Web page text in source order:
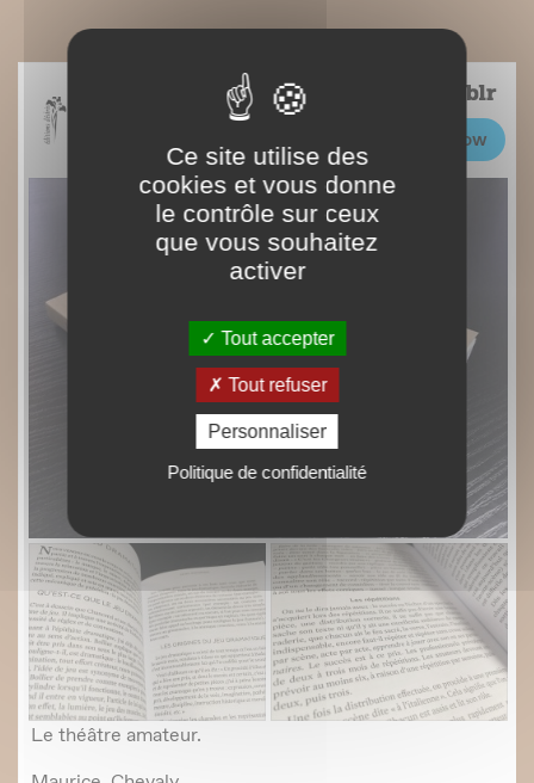
Ce site utilise des
cookies et vous donne
le contrôle sur ceux
que vous souhaitez
activer
Tout accepter
Tout refuser
Personnaliser
Politique de confidentialité